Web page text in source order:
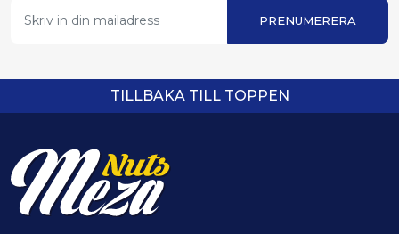
PRENUMERERA
TILLBAKA TILL TOPPEN